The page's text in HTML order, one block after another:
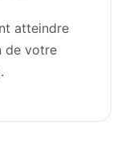
atteindre
de votre